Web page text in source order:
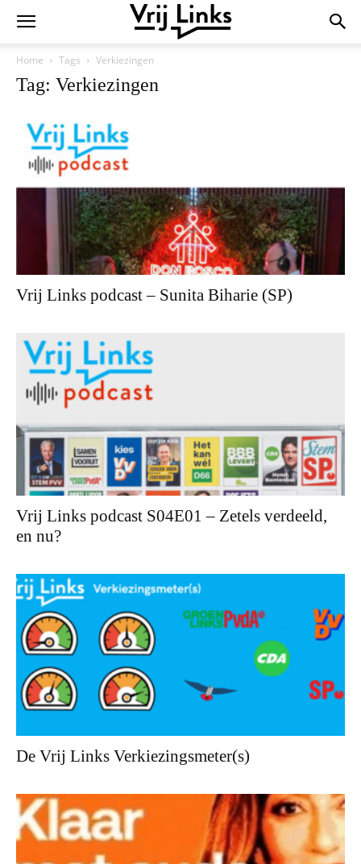
Home Tags Verkiezingen
Tag: Verkiezingen
Vrij Links podcast – Sunita Biharie (SP)
Vrij Links podcast S04E01 – Zetels verdeeld,
en nu?
De Vrij Links Verkiezingsmeter(s)